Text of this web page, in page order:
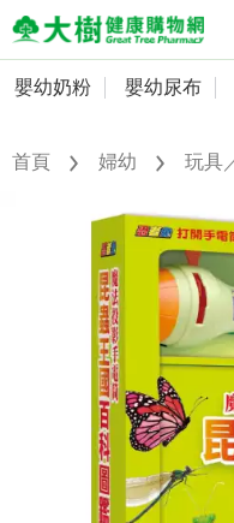
嬰幼奶粉
嬰幼尿布
保健／營養品
美容／個人清潔
抗菌 尿布 大樹獨家
會員資料及密碼修改
常用收件人清單
紅利點數查詢
購物金查詢
優惠券領取
嬰幼奶粉 嬰幼尿布
首頁 婦幼 玩具